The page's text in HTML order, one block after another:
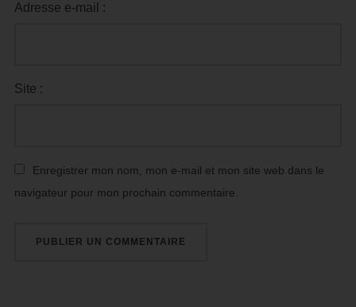
Adresse e-mail :
Site :
Enregistrer mon nom, mon e-mail et mon site web dans le
navigateur pour mon prochain commentaire.